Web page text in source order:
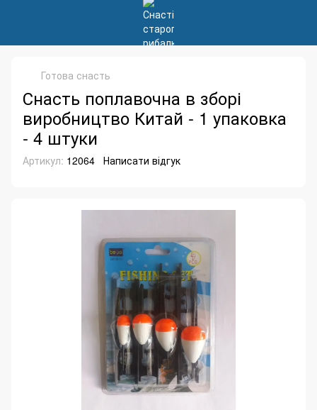
Готова снасть
Снасть поплавочна в зборі
виробництво Китай - 1 упаковка
- 4 штуки
Артикул: 12064 Написати відгук